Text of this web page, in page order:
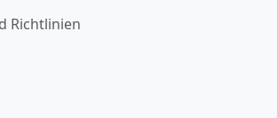
Richtlinien